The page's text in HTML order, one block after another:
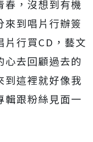
， 沒想到有機
來到唱片行辦簽
行買CD， 藝文
心去回顧過去的
到這裡就好像我
輯跟粉絲見面一